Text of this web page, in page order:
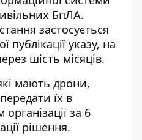
БпЛА.
застосується
публікації указу, на
шість місяців.
мають дрони,
їх в
за 6
рішення.